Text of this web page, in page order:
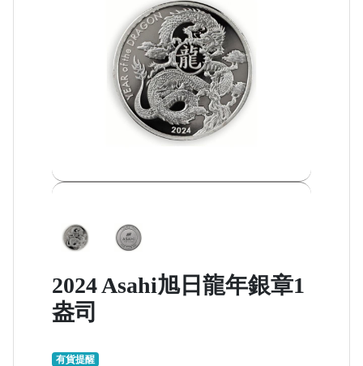
2024 Asahi旭日龍年銀章1
盎司
有貨提醒